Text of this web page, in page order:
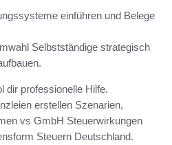
einführen und Belege
Selbstständige strategisch
dir professionelle Hilfe.
erstellen Szenarien,
vs GmbH Steuerwirkungen
Steuern Deutschland.